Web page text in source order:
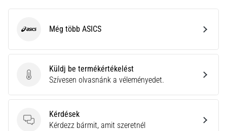
Küldj be termékértékelést
Küldj be termékértékelést
Szívesen olvasnánk a véleményedet.
Kérdések
Kérdések
Kérdezz bármit, amit szeretnél
ASICS Még több ASICS